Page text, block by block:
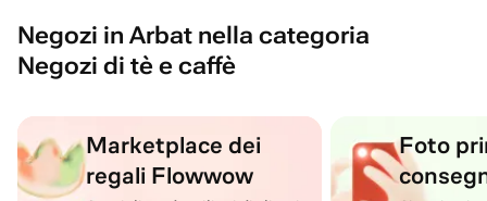
Negozi in Arbat nella categoria
Negozi di tè e caffè
Marketplace dei
regali Flowwow
Foto